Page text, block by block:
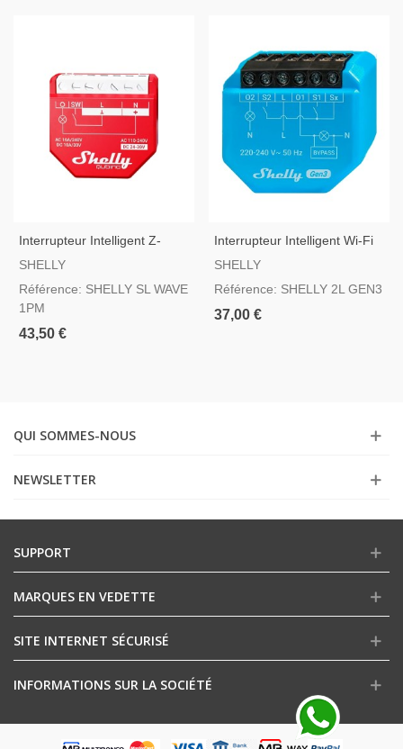
Interrupteur Intelligent Z-
Wave Shelly SL Wave 1PM
SHELLY
Référence: SHELLY SL WAVE
1PM
43,50 €
Interrupteur Intelligent Wi-Fi
Shelly 2L Gen 3
SHELLY
Référence: SHELLY 2L GEN3
37,00 €
QUI SOMMES-NOUS
NEWSLETTER
SUPPORT
MARQUES EN VEDETTE
SITE INTERNET SÉCURISÉ
INFORMATIONS SUR LA SOCIÉTÉ